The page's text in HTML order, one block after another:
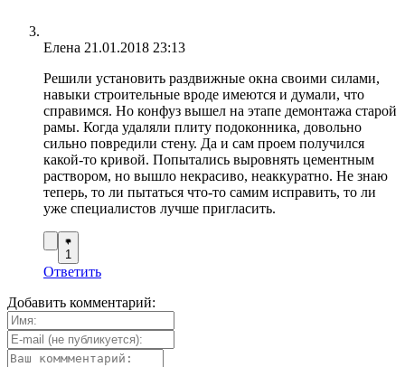
Елена 21.01.2018 23:13
Решили установить раздвижные окна своими силами,
навыки строительные вроде имеются и думали, что
справимся. Но конфуз вышел на этапе демонтажа старой
рамы. Когда удаляли плиту подоконника, довольно
сильно повредили стену. Да и сам проем получился
какой-то кривой. Попытались выровнять цементным
раствором, но вышло некрасиво, неаккуратно. Не знаю
теперь, то ли пытаться что-то самим исправить, то ли
уже специалистов лучше пригласить.
1
Ответить
Добавить комментарий: